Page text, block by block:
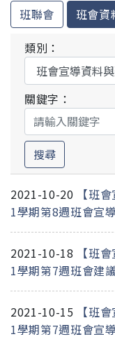
班聯會 班會資
類別：
關鍵字：
搜尋
2021-10-20
【班
1學期第8週班會宣
2021-10-18
【班
1學期第7週班會建
2021-10-15
【班
1學期第7週班會宣